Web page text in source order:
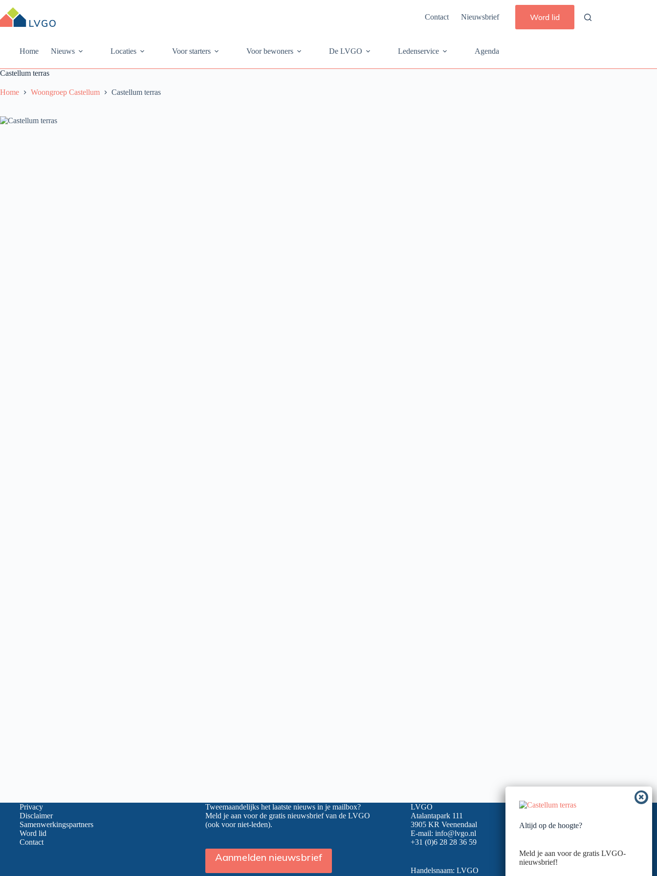
naar
de
Contact Nieuwsbrief Word lid
Home Nieuws Locaties Voor starters Voor bewoners De LVGO Ledenservice Agenda
Castellum terras
Home Woongroep Castellum Castellum terras
Privacy
Disclaimer
Samenwerkingspartners
Word lid
Contact
Tweemaandelijks het laatste nieuws in je mailbox?
Meld je aan voor de gratis nieuwsbrief van de LVGO
(ook voor niet-leden).
Aanmelden nieuwsbrief
LVGO
Atalantapark 111
3905 KR Veenendaal
E-mail: info@lvgo.nl
+31 (0)6 28 28 36 59
Handelsnaam: LVGO
Altijd op de hoogte?
Meld je aan voor de gratis LVGO-
nieuwsbrief!